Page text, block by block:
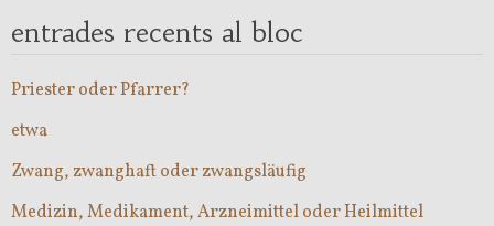
entrades recents al bloc
Priester oder Pfarrer?
etwa
Zwang, zwanghaft oder zwangsläufig
Medizin, Medikament, Arzneimittel oder Heilmittel